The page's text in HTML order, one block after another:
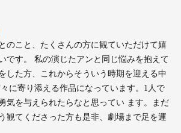
のこと、たくさんの方に観ていただけて嬉
です。 私の演じたアンと同じ悩みを抱えて
した方、これからそういう時期を迎える中
に寄り添える作品になっています。1人で
気を与えられたらなと思ってい ます。まだ
観てくださった方も是非、劇場まで足を運